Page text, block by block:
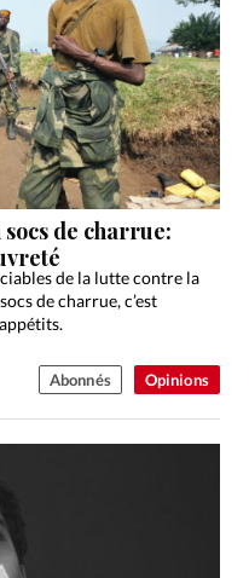
Opinions
de charrue:
de la lutte contre la
de charrue, c’est
Abonnés